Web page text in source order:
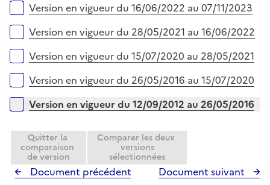
Version en vigueur du 16/06/2022 au 07/11/2023
Version en vigueur du 28/05/2021 au 16/06/2022
Version en vigueur du 15/07/2020 au 28/05/2021
Version en vigueur du 26/05/2016 au 15/07/2020
Version en vigueur du 12/09/2012 au 26/05/2016
Quitter la
comparaison
de version
Comparer les deux
versions
sélectionnées
Document précédent Document suivant